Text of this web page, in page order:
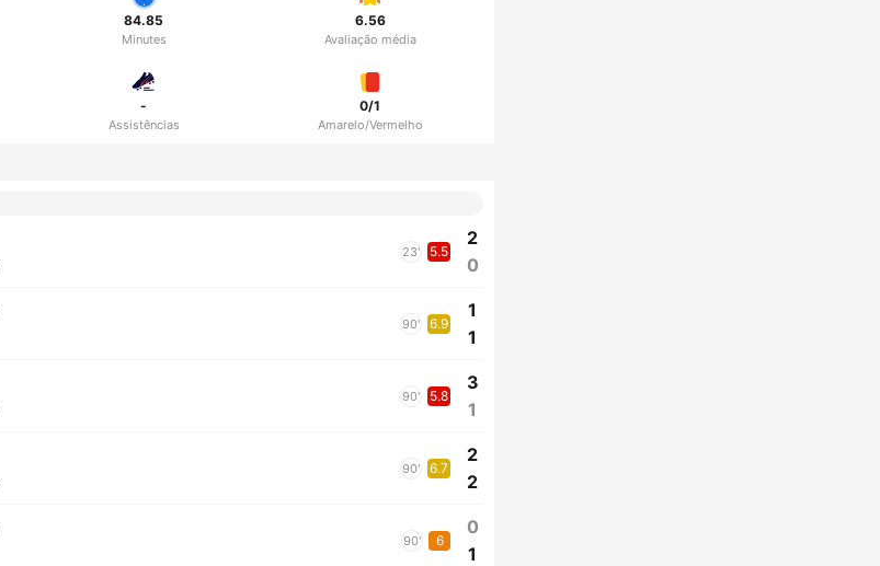
84.85
Minutes
6.56
Avaliação média
-
Assistências
0/1
Amarelo/Vermelho
23' 5.5
2
0
90' 6.9
1
1
90' 5.8
3
1
90' 6.7
2
2
90' 6
0
1